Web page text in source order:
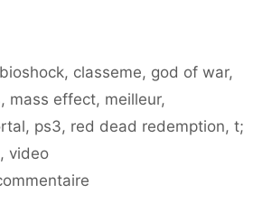
bioshock, classeme, god of war,
, mass effect, meilleur,
, ps3, red dead redemption, t;
, video